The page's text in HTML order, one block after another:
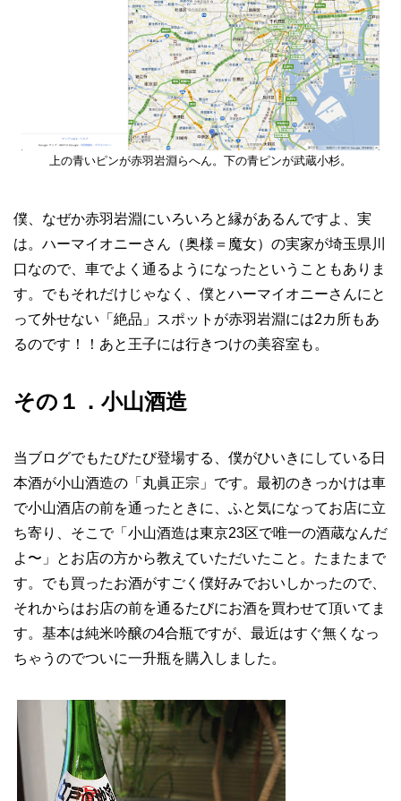
上の青いピンが赤羽岩淵らへん。下の青ピンが武蔵小杉。
僕、なぜか赤羽岩淵にいろいろと縁があるんですよ、実
は。ハーマイオニーさん（奥様＝魔女）の実家が埼玉県川
口なので、車でよく通るようになったということもありま
す。でもそれだけじゃなく、僕とハーマイオニーさんにと
って外せない「絶品」スポットが赤羽岩淵には2カ所もあ
るのです！！あと王子には行きつけの美容室も。
その１．小山酒造
当ブログでもたびたび登場する、僕がひいきにしている日
本酒が小山酒造の「丸眞正宗」です。最初のきっかけは車
で小山酒店の前を通ったときに、ふと気になってお店に立
ち寄り、そこで「小山酒造は東京23区で唯一の酒蔵なんだ
よ〜」とお店の方から教えていただいたこと。たまたまで
す。でも買ったお酒がすごく僕好みでおいしかったので、
それからはお店の前を通るたびにお酒を買わせて頂いてま
す。基本は純米吟醸の4合瓶ですが、最近はすぐ無くなっ
ちゃうのでついに一升瓶を購入しました。